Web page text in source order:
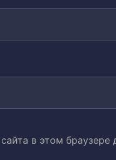
его
в этом